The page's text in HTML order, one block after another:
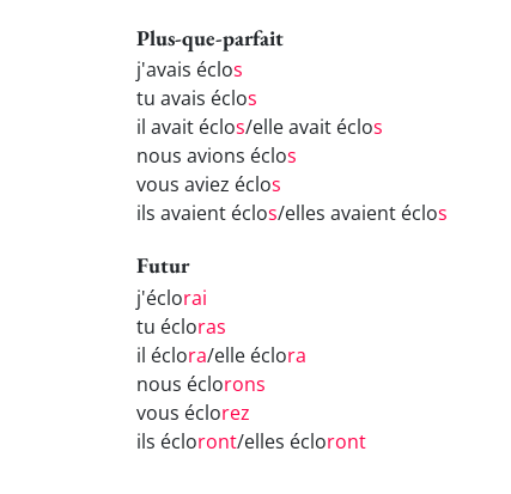
Plus-que-parfait
j'avais éclos
tu avais éclos
il avait éclos/elle avait éclos
nous avions éclos
vous aviez éclos
ils avaient éclos/elles avaient éclos
Futur
j'éclorai
tu écloras
il éclora/elle éclora
nous éclorons
vous éclorez
ils écloront/elles écloront